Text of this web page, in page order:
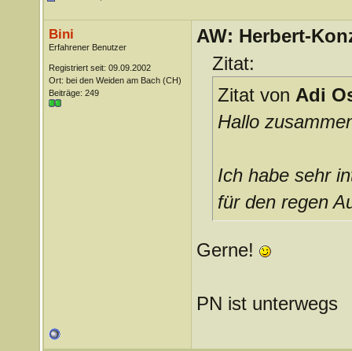
Bini
Erfahrener Benutzer
Registriert seit: 09.09.2002
Ort: bei den Weiden am Bach (CH)
Beiträge: 249
AW: Herbert-
Zitat:
Zitat von Adi
Hallo
Ich habe sehr
für den regen
Gerne!
PN ist unterwegs